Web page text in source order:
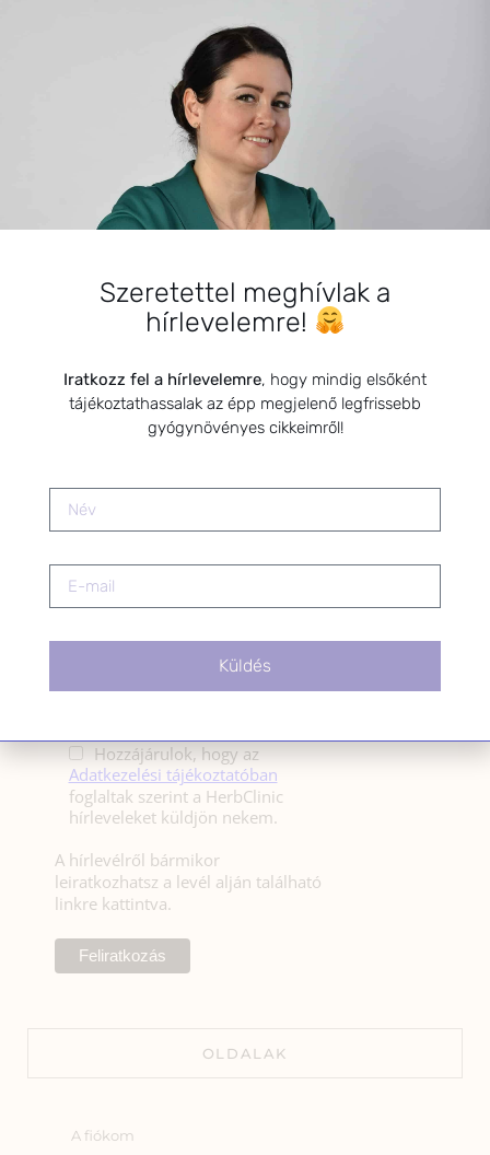
BEMUTATKOZÁS
egészségügyi biomérnök, fitoterapeuta és édesanya.
Küldetésem a gyógynövények hatékony
férfiak egészségének megőrzése és helyreállítása.
HÍRLEVÉL
E-mail cím
Kérlek a feliratkozáshoz fogadd el
Hozzájárulok, hogy az
Adatkezelési tájékoztatóban
foglaltak szerint a HerbClinic
hírleveleket küldjön nekem.
A hírlevélről bármikor
leiratkozhatsz a levél alján található
linkre kattintva.
OLDALAK
A fiókom
Szeretettel meghívlak a
hírlevelemre!
Iratkozz fel a hírlevelemre, hogy mindig elsőként
tájékoztathassalak az épp megjelenő legfrissebb
gyógynövényes cikkeimről!
Küldés